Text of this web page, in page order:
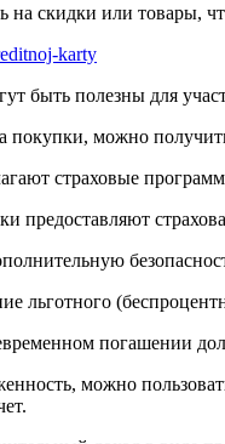
скидки или товары,
быть полезны для
покупки, можно
страховые
предоставляют
льготного
погашении
можно